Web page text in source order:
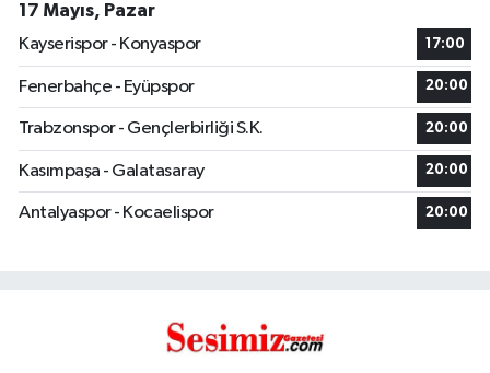
17 Mayıs, Pazar
Kayserispor - Konyaspor
17:00
Fenerbahçe - Eyüpspor 20:00
Trabzonspor - Gençlerbirliği S.K. 20:00
Kasımpaşa - Galatasaray 20:00
Antalyaspor - Kocaelispor 20:00